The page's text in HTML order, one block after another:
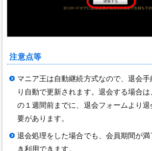
注意点等
マニア王は自動継続方式なので、退会
り自動で更新されます。退会する場合
の１週間前までに、退会フォームより
要があります。
退会処理をした場合でも、会員期間が
き利用できます。